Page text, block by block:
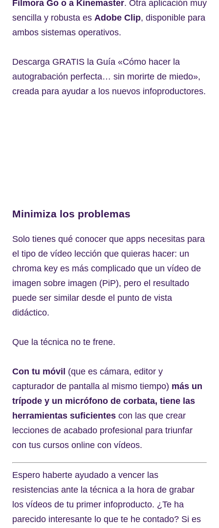
Filmora Go o a Kinemaster. Otra aplicación muy
sencilla y robusta es Adobe Clip, disponible para
ambos sistemas operativos.
Descarga GRATIS la Guía «Cómo hacer la
autograbación perfecta… sin morirte de miedo»,
creada para ayudar a los nuevos infoproductores.
Minimiza los problemas
Solo tienes qué conocer que apps necesitas para
el tipo de vídeo lección que quieras hacer: un
chroma key es más complicado que un vídeo de
imagen sobre imagen (PiP), pero el resultado
puede ser similar desde el punto de vista
didáctico.
Que la técnica no te frene.
Con tu móvil (que es cámara, editor y
capturador de pantalla al mismo tiempo) más un
trípode y un micrófono de corbata, tiene las
herramientas suficientes con las que crear
lecciones de acabado profesional para triunfar
con tus cursos online con vídeos.
Espero haberte ayudado a vencer las
resistencias ante la técnica a la hora de grabar
los vídeos de tu primer infoproducto. ¿Te ha
parecido interesante lo que te he contado? Si es